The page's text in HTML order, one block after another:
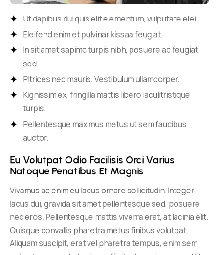
Ut dapibus dui quis elit elementum, vulputate elei
Eleifend enim et pulvinar kissaa feugiat.
In sit amet sapimc turpis nibh, posuere ac feugiat
sed
Pltrices nec mauris. Vestibulum ullamcorper.
Kignissim ex, fringilla mattis libero iaculitristique
turpis.
Pellentesque maximus metus ut sem faucibus
auctor.
Eu Volutpat Odio Facilisis Orci Varius
Natoque Penatibus Et Magnis
Vivamus ac enim eu lacus ornare sollicitudin. Integer
lacus dui, gravida sit amet pellentesque sed, posuere
nec eros. Pellentesque mattis viverra erat, at lacinia elit.
Quisque convallis pharetra metus finibus volutpat.
Aliquam suscipit, erat vel pharetra tempus, enim sem